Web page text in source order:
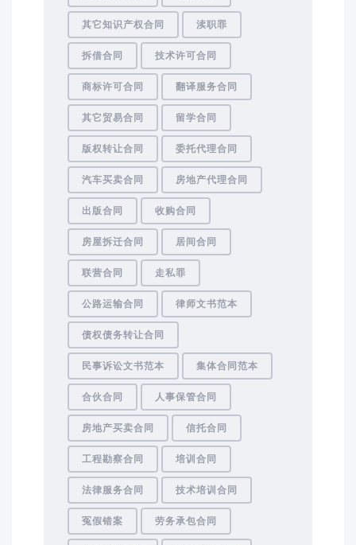
其它知识产权合同 渎职罪
拆借合同 技术许可合同
商标许可合同 翻译服务合同
其它贸易合同 留学合同
版权转让合同 委托代理合同
汽车买卖合同 房地产代理合同
出版合同 收购合同
房屋拆迁合同 居间合同
联营合同 走私罪
公路运输合同 律师文书范本
债权债务转让合同
民事诉讼文书范本 集体合同范本
合伙合同 人事保管合同
房地产买卖合同 信托合同
工程勘察合同 培训合同
法律服务合同 技术培训合同
冤假错案 劳务承包合同